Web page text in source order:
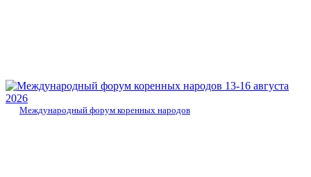
13-16 августа
2026
Международный форум коренных народов